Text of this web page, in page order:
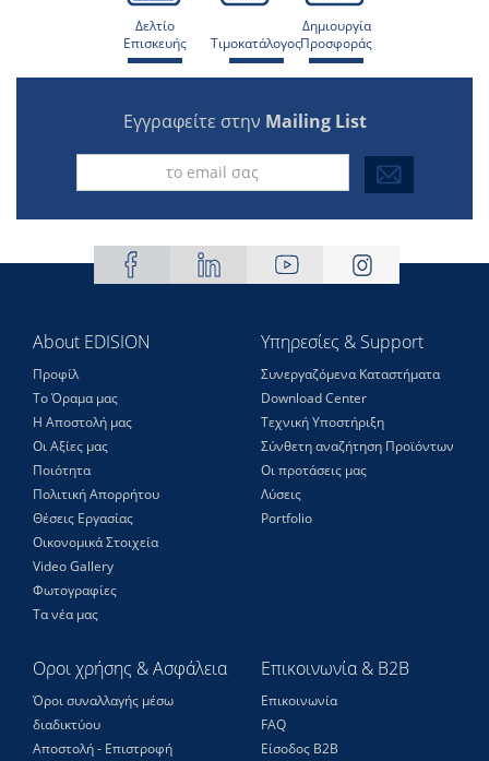
Δελτίο
Επισκευής
Τιμοκατάλογος
Δημιουργία
Προσφοράς
Εγγραφείτε στην Mailing List
About EDISION
Προφίλ
Το Όραμα μας
Η Αποστολή μας
Οι Αξίες μας
Ποιότητα
Πολιτική Απορρήτου
Θέσεις Eργασίας
Οικονομικά Στοιχεία
Video Gallery
Φωτογραφίες
Τα νέα μας
Υπηρεσίες & Support
Συνεργαζόμενα Καταστήματα
Download Center
Τεχνική Υποστήριξη
Σύνθετη αναζήτηση Προϊόντων
Οι προτάσεις μας
Λύσεις
Portfolio
Οροι χρήσης & Ασφάλεια
Όροι συναλλαγής μέσω
διαδικτύου
Αποστολή - Επιστροφή
Επικοινωνία & B2B
Επικοινωνία
FAQ
Είσοδος Β2Β